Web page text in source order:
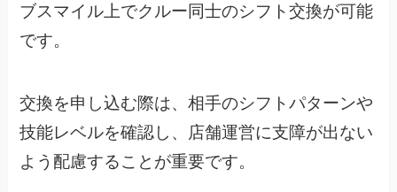
ブスマイル上でクルー同士のシフト交換が可能
です。
交換を申し込む際は、相手のシフトパターンや
技能レベルを確認し、店舗運営に支障が出ない
よう配慮することが重要です。